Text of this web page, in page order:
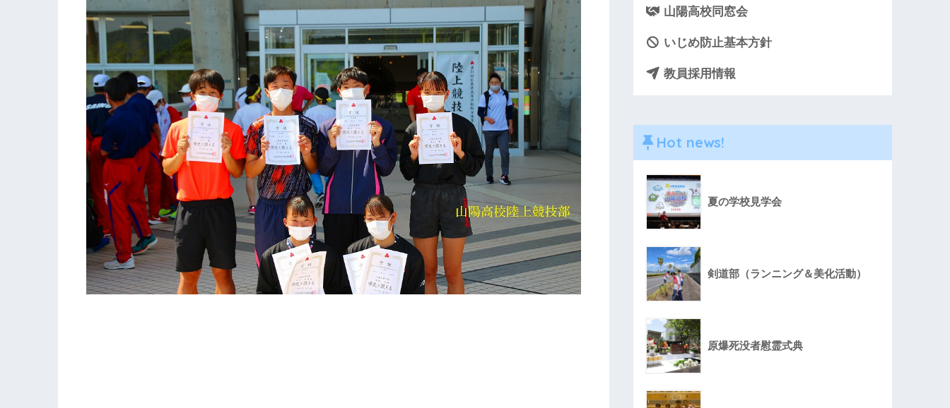
山陽高校同窓会
いじめ防止基本方針
教員採用情報
Hot news!
夏の学校見学会
剣道部（ランニング＆美化活動）
原爆死没者慰霊式典